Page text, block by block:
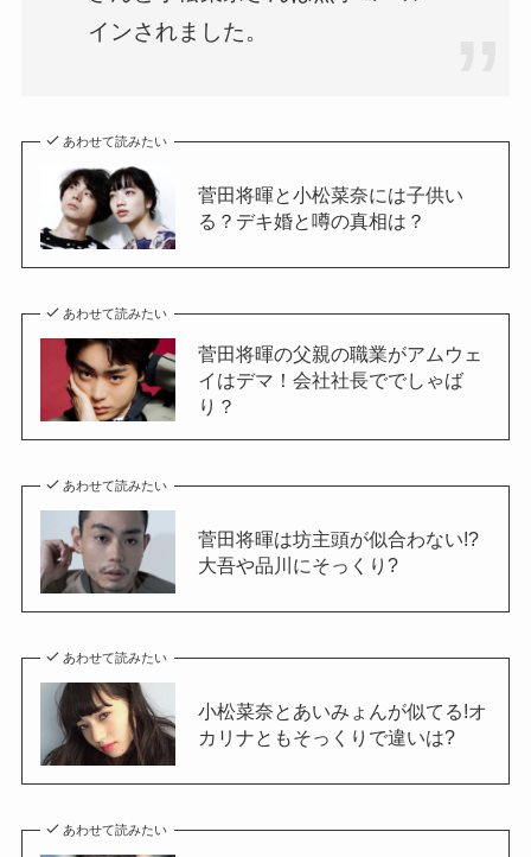
インされました。
あわせて読みたい
菅田将暉と小松菜奈には子供い
る？デキ婚と噂の真相は？
あわせて読みたい
菅田将暉の父親の職業がアムウェ
イはデマ！会社社長ででしゃば
り？
あわせて読みたい
菅田将暉は坊主頭が似合わない!?
大吾や品川にそっくり?
あわせて読みたい
小松菜奈とあいみょんが似てる!オ
カリナともそっくりで違いは?
あわせて読みたい